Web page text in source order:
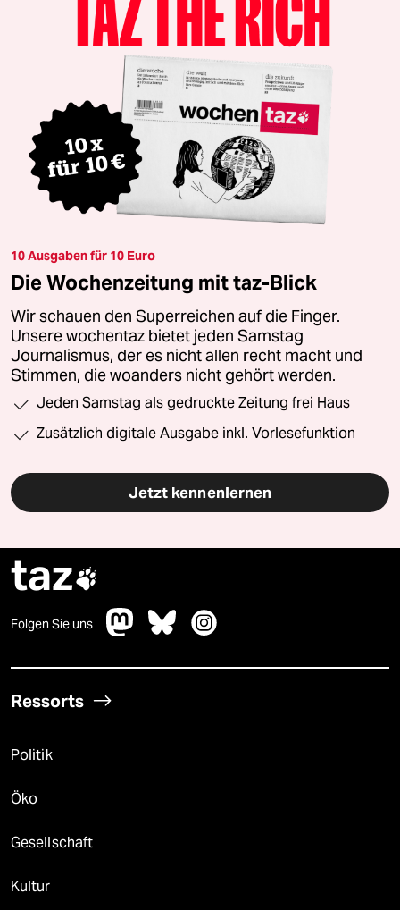
10 Ausgaben für 10 Euro
Die Wochenzeitung mit taz-Blick
Wir schauen den Superreichen auf die Finger.
Unsere wochentaz bietet jeden Samstag
Journalismus, der es nicht allen recht macht und
Stimmen, die woanders nicht gehört werden.
Jeden Samstag als gedruckte Zeitung frei Haus
Zusätzlich digitale Ausgabe inkl. Vorlesefunktion
Jetzt kennenlernen
taz
Folgen Sie uns
Ressorts
Politik
Öko
Gesellschaft
Kultur